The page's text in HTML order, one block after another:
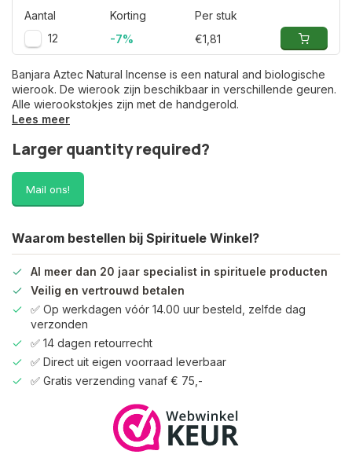
Aantal
Korting
Per stuk
12
-7% €1,81
Banjara Aztec Natural Incense is een natural and biologische
wierook. De wierook zijn beschikbaar in verschillende geuren.
Alle wierookstokjes zijn met de handgerold.
Lees meer
Larger quantity required?
Mail ons!
Waarom bestellen bij Spirituele Winkel?
Al meer dan 20 jaar specialist in spirituele producten
Veilig en vertrouwd betalen
✅ Op werkdagen vóór 14.00 uur besteld, zelfde dag
verzonden
✅ 14 dagen retourrecht
✅ Direct uit eigen voorraad leverbaar
✅ Gratis verzending vanaf € 75,-